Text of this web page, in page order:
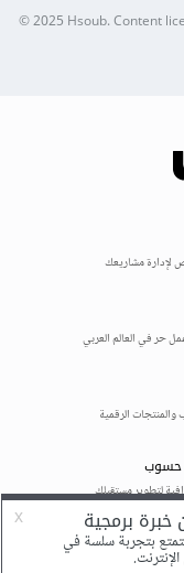
© 2025Hsoub.Content